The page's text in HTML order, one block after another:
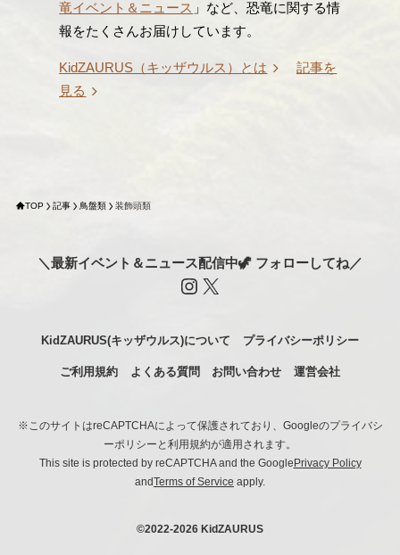
竜イベント＆ニュース 」など、恐竜に関する情
報をたくさんお届けしています。
KidZAURUS（キッザウルス）とは
記事を
見る
TOP 記事 鳥盤類 装飾頭類
＼最新イベント＆ニュース配信中🦖 フォローしてね／
Instagram
X
KidZAURUS(キッザウルス)について プライバシーポリシー
ご利用規約 よくある質問 お問い合わせ 運営会社
※このサイトはreCAPTCHAによって保護されており、Googleのプライバシ
ーポリシーと利用規約が適用されます。
This site is protected by reCAPTCHA and the GooglePrivacy Policy
andTerms of Service apply.
©2022-2026 KidZAURUS